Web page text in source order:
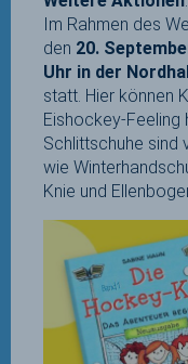
Im Rahmen des
den 20.
Uhr in der
statt. Hier können
Eishockey-Feeling
Schlittschuhe sind
wie
Knie und